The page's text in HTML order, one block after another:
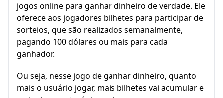
jogos online para ganhar dinheiro de verdade. Ele
oferece aos jogadores bilhetes para participar de
sorteios, que são realizados semanalmente,
pagando 100 dólares ou mais para cada
ganhador.
Ou seja, nesse jogo de ganhar dinheiro, quanto
mais o usuário jogar, mais bilhetes vai acumular e